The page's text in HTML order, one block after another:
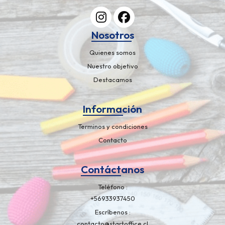
Nosotros
Quienes somos
Nuestro objetivo
Destacamos
Información
Terminos y condiciones
Contacto
Contáctanos
Teléfono
+56933937450
Escríbenos